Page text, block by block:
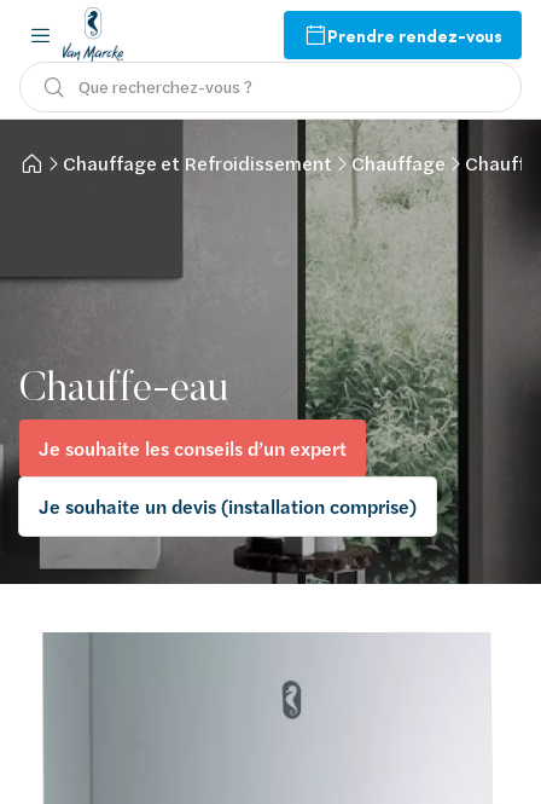
Prendre rendez-vous
Que recherchez-vous ?
Chauffage et Refroidissement Chauffage
Chauffe-eau
Je souhaite les conseils d’un expert
Je souhaite un devis (installation comprise)